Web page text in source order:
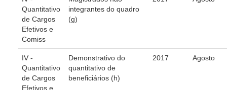
Contas abertas em nome dos beneficiários
Diários Eletrônicos
e-Doc
Espaço do Servidor
Guias de recolhimento
Quantitativo
de Cargos
Efetivos e
Comiss
integrantes do quadro
(g)
IV -
Quantitativo
de Cargos
Efetivos e
Demonstrativo do
quantitativo de
beneficiários (h)
2017 Agosto